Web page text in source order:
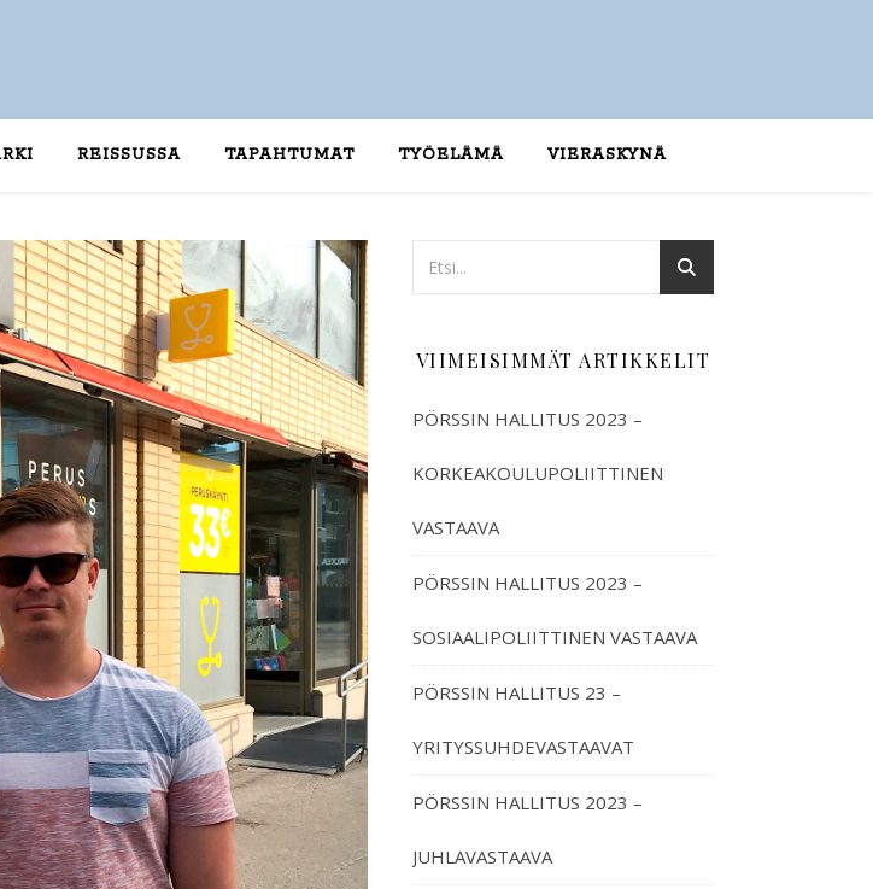
REISSUSSA TAPAHTUMAT TYÖELÄMÄ VIERASKYNÄ
VIIMEISIMMÄT ARTIKKELIT
PÖRSSIN HALLITUS 2023 –
KORKEAKOULUPOLIITTINEN
VASTAAVA
PÖRSSIN HALLITUS 2023 –
SOSIAALIPOLIITTINEN VASTAAVA
PÖRSSIN HALLITUS 23 –
YRITYSSUHDEVASTAAVAT
PÖRSSIN HALLITUS 2023 –
JUHLAVASTAAVA